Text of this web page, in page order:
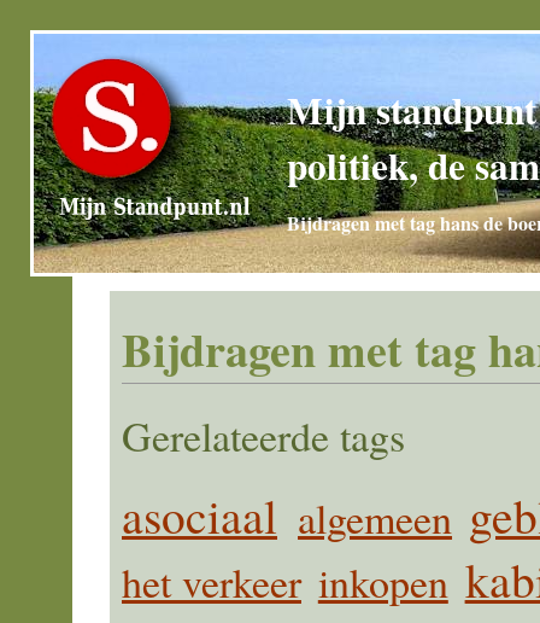
Mijn
politiek, de
Bijdragen met tag hans de
Bijdragen met tag
Gerelateerde tags
asociaal algemeen
het verkeer inkopen